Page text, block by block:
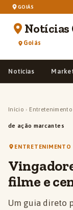
GOIÁS
Notícias
Goiás
Notícias
Início › Entretenimento
de ação marcantes
ENTRETENIMENTO
filme e
Um guia direto